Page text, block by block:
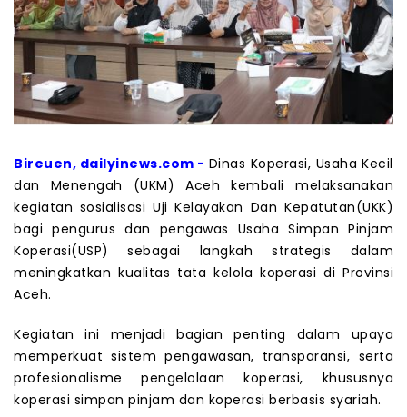
Bireuen, dailyinews.com - Dinas Koperasi, Usaha Kecil
dan Menengah (UKM) Aceh kembali melaksanakan
kegiatan sosialisasi Uji Kelayakan Dan Kepatutan(UKK)
bagi pengurus dan pengawas Usaha Simpan Pinjam
Koperasi(USP) sebagai langkah strategis dalam
meningkatkan kualitas tata kelola koperasi di Provinsi
Aceh.
Kegiatan ini menjadi bagian penting dalam upaya
memperkuat sistem pengawasan, transparansi, serta
profesionalisme pengelolaan koperasi, khususnya
koperasi simpan pinjam dan koperasi berbasis syariah.